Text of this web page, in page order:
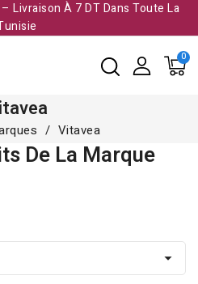
Livraison À 7 DT Dans Toute La
Vitavea
De La Marque
